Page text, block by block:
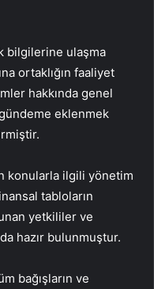
bilgilerine ulaşma
ortaklığın faaliyet
hakkında genel
eklenmek
konularla ilgili yönetim
tabloların
yetkililer ve
hazır bulunmuştur.
bağışların ve